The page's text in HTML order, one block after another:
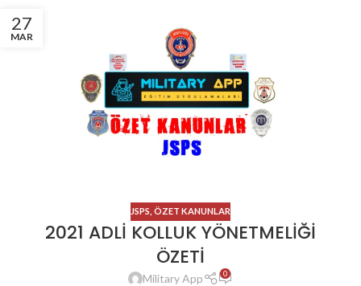
27
MAR
JSPS ÖZET KANUNLAR
2021 ADLİ KOLLUK YÖNETMELİĞİ
ÖZETİ
Military App 0